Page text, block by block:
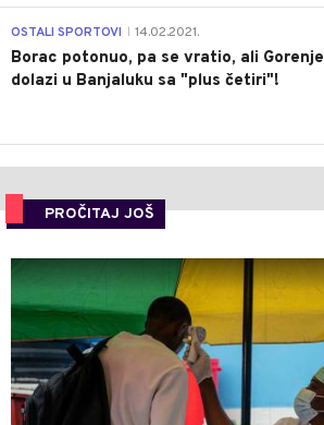
OSTALI SPORTOVI 14.02.2021.
Borac potonuo, pa se vratio, ali Gorenje
dolazi u Banjaluku sa "plus četiri"!
PROČITAJ JOŠ